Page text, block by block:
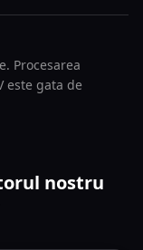
Procesarea
este gata de
nostru